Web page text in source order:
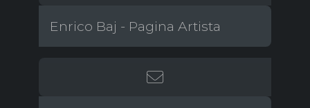
Enrico Baj - Pagina Artista